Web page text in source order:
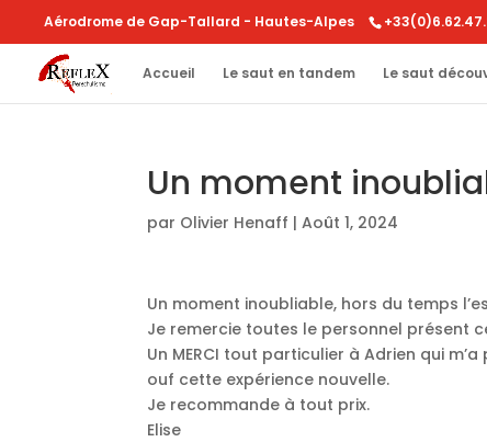
Aérodrome de Gap-Tallard - Hautes-Alpes
Accueil Le saut en tandem Le saut
Un moment
par Olivier Henaff |Août 1, 2024
Un moment inoubliable, hors du temps
Je remercie toutes le personnel présent
Un MERCI tout particulier à Adrien qui
ouf cette expérience nouvelle.
Je recommande à tout prix.
Elise